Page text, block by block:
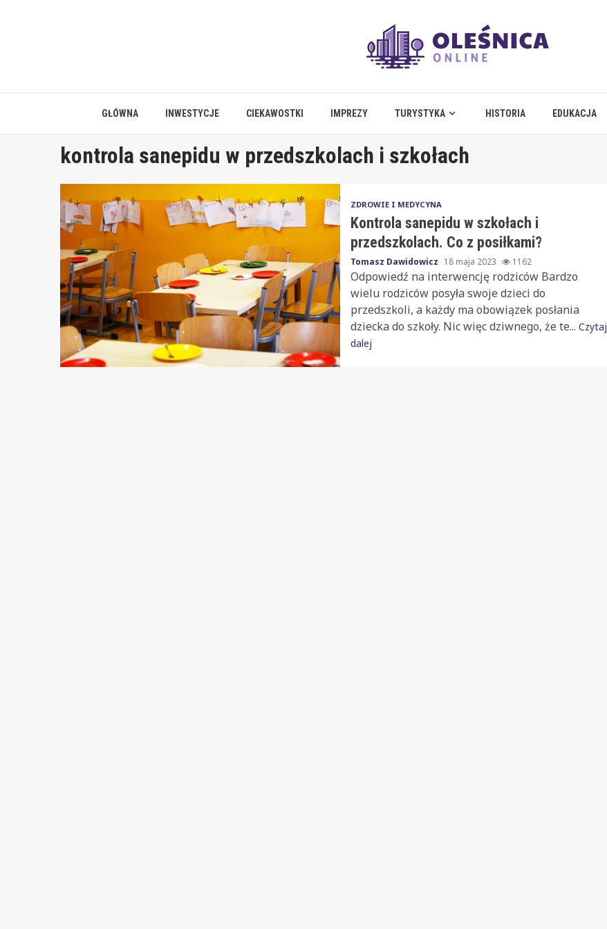
GŁÓWNA INWESTYCJE CIEKAWOSTKI IMPREZY TURYSTYKA HISTORIA EDUKACJA
kontrola sanepidu w przedszkolach i szkołach
ZDROWIE I MEDYCYNA
Kontrola sanepidu w szkołach i
przedszkolach. Co z posiłkami?
Tomasz Dawidowicz 18 maja 2023 1162
Odpowiedź na interwencję rodziców Bardzo
wielu rodziców posyła swoje dzieci do
przedszkoli, a każdy ma obowiązek posłania
dziecka do szkoły. Nic więc dziwnego, że te... Czytaj
dalej